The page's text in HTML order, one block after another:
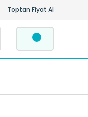
Toptan Fiyat Al